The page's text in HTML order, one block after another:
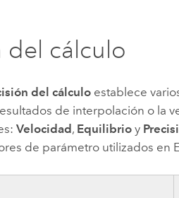
del cálculo
del cálculo establece
de interpolación o la
Velocidad, Equilibrio y
de parámetro utilizados en